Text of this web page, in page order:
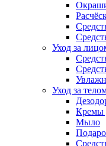
Уход за
Уход за
Кремы
Мыло